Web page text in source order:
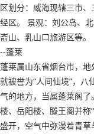
区划分：威海现辖三市、
经区。 景观：刘公岛、
嵛山、乳山口旅游区等。
--蓬莱
蓬莱属山东省烟台市，
就被誉为“人间仙境”，
气的地方，当属蓬莱阁
楼、岳阳楼、滕王阁并称
盛开，空气中弥漫着青